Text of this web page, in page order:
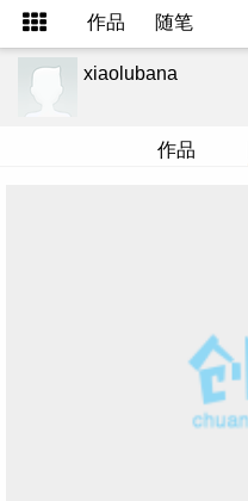
作品 随笔
xiaolubana
作品